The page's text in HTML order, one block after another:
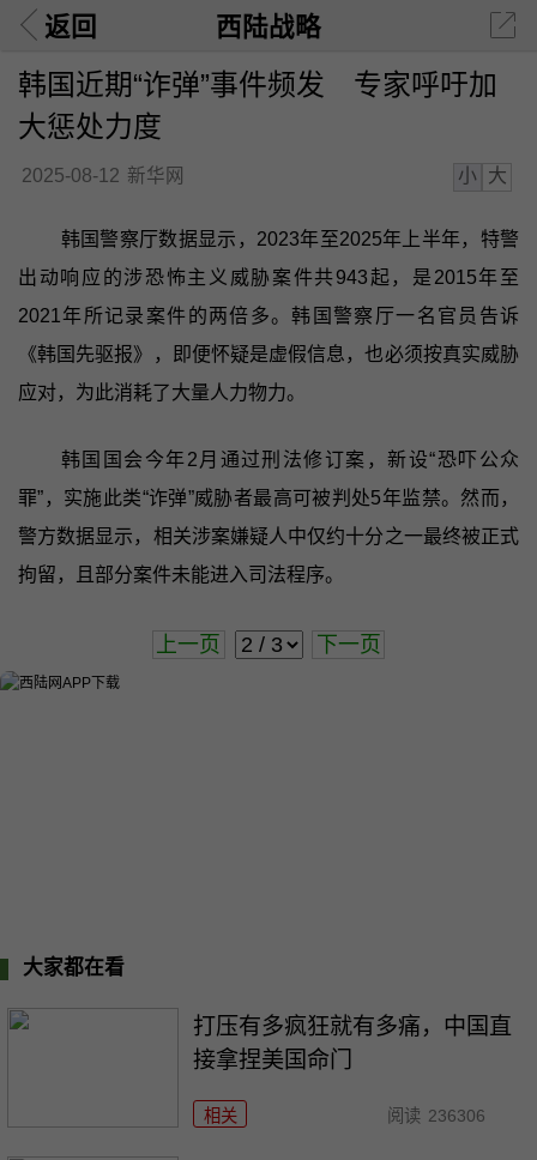
返回 西陆战略
韩国近期“诈弹”事件频发 专家呼吁加
大惩处力度
2025-08-12 新华网 小 大
韩国警察厅数据显示，2023年至2025年上半年，特警
出动响应的涉恐怖主义威胁案件共943起，是2015年至
2021年所记录案件的两倍多。韩国警察厅一名官员告诉
《韩国先驱报》，即便怀疑是虚假信息，也必须按真实威胁
应对，为此消耗了大量人力物力。
韩国国会今年2月通过刑法修订案，新设“恐吓公众
罪”，实施此类“诈弹”威胁者最高可被判处5年监禁。然而，
警方数据显示，相关涉案嫌疑人中仅约十分之一最终被正式
拘留，且部分案件未能进入司法程序。
上一页 下一页
大家都在看
打压有多疯狂就有多痛，中国直
接拿捏美国命门
相关 阅读 236306